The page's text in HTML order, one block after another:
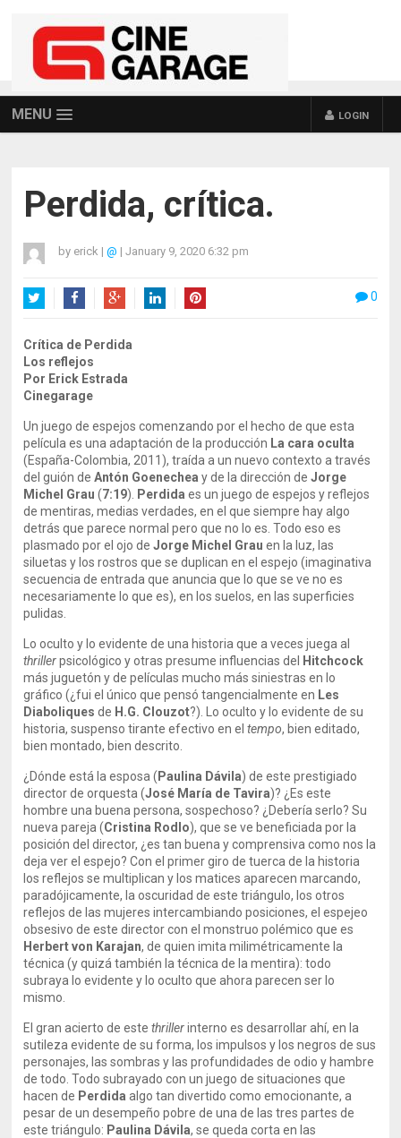
MENU LOGIN
Perdida, crítica.
by erick | @ | January 9, 2020 6:32 pm
0
Crítica de Perdida
Los reflejos
Por Erick Estrada
Cinegarage
Un juego de espejos comenzando por el hecho de que esta
película es una adaptación de la producción La cara oculta
(España-Colombia, 2011), traída a un nuevo contexto a través
del guión deAntón Goenechea y de la dirección deJorge
Michel Grau (7:19). Perdida es un juego de espejos y reflejos
de mentiras, medias verdades, en el que siempre hay algo
detrás que parece normal pero que no lo es. Todo eso es
plasmado por el ojo deJorge Michel Grau en la luz, las
siluetas y los rostros que se duplican en el espejo (imaginativa
secuencia de entrada que anuncia que lo que se ve no es
necesariamente lo que es), en los suelos, en las superficies
pulidas.
Lo oculto y lo evidente de una historia que a veces juega al
thrillerpsicológico y otras presume influencias del
Hitchcock
más juguetón y de películas mucho más siniestras en lo
gráfico (¿fui el único que pensó tangencialmente en Les
Diaboliques de H.G. Clouzot?). Lo oculto y lo evidente de su
historia, suspenso tirante efectivo en eltempo, bien editado,
bien montado, bien descrito.
¿Dónde está la esposa ( Paulina Dávila) de este prestigiado
director de orquesta (José María de Tavira)? ¿Es este
hombre una buena persona, sospechoso? ¿Debería serlo? Su
nueva pareja (Cristina Rodlo), que se ve beneficiada por la
posición del director, ¿es tan buena y comprensiva como nos la
deja ver el espejo? Con el primer giro de tuerca de la historia
los reflejos se multiplican y los matices aparecen marcando,
paradójicamente, la oscuridad de este triángulo, los otros
reflejos de las mujeres intercambiando posiciones, el espejeo
obsesivo de este director con el monstruo polémico que es
Herbert von Karajan, de quien imita milimétricamente la
técnica (y quizá también la técnica de la mentira): todo
subraya lo evidente y lo oculto que ahora parecen ser lo
mismo.
El gran acierto de estethrillerinterno es desarrollar ahí, en la
sutileza evidente de su forma, los impulsos y los negros de sus
personajes, las sombras y las profundidades de odio y hambre
de todo. Todo subrayado con un juego de situaciones que
hacen de Perdida algo tan divertido como emocionante, a
pesar de un desempeño pobre de una de las tres partes de
este triángulo: Paulina Dávila, se queda corta en las